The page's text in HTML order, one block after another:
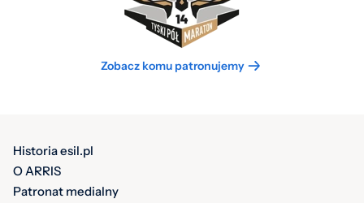
Zobacz komu patronujemy
Historia esil.pl
O ARRIS
Patronat medialny